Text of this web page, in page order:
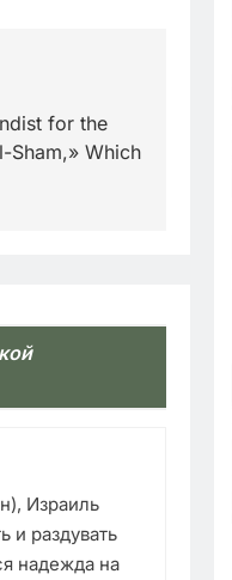
for the
Sham,» Which
Израиль
и раздувать
надежда на